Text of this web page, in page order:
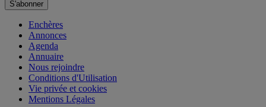
S'abonner
Enchères
Annonces
Agenda
Annuaire
Nous rejoindre
Conditions d'Utilisation
Vie privée et cookies
Mentions Légales